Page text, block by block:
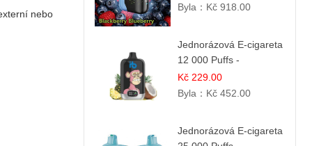
nebo
Intenzivní lesní směs
Byla： Kč 918.00
Jednorázová E-cigareta
12 000 Puffs -
Ananasovo-Kokosová
Zmrzlina | Tropický
Kč 229.00
Byla： Kč 452.00
Jednorázová E-cigareta